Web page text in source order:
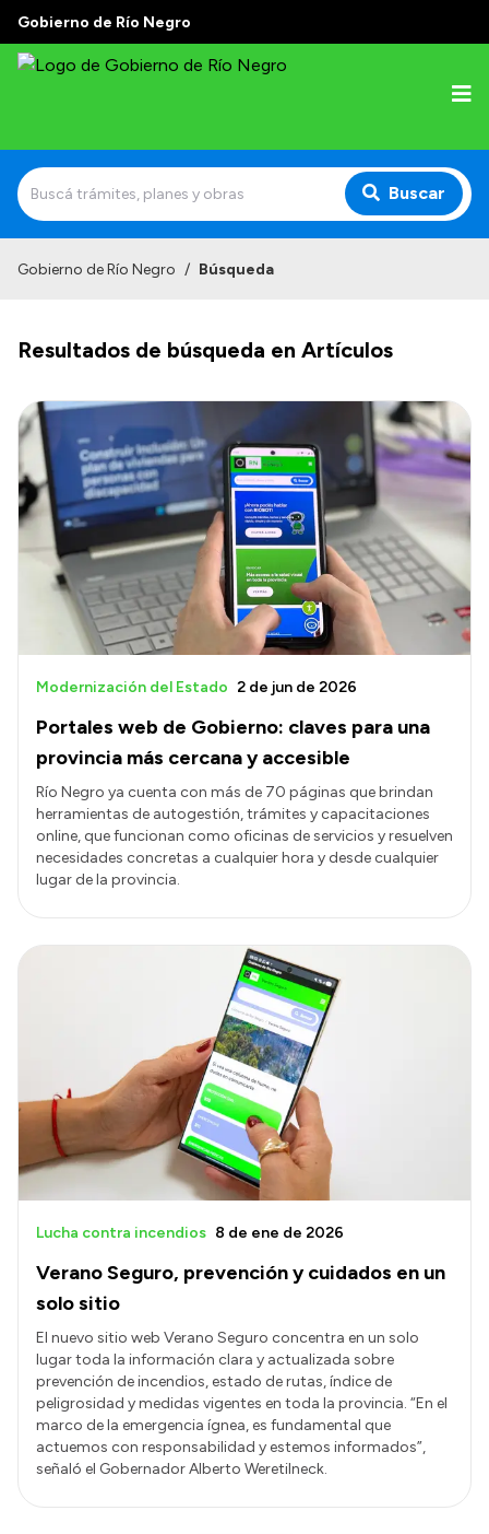
Gobierno de Río Negro
Buscar
Prensa
Autoridades y Organismos
Discursos en la Legislatura
Casa de Gobierno
Acerca de Río Negro
Historia
Geografía
Invertí en Río Negro
Transparencia
Presupuesto
Boletín Oficial
Compras y licitaciones
Consulta de expedientes
Convocatorias
Gobierno de Río Negro / Búsqueda
Resultados de búsqueda en Artículos
Portales web de Gobierno: claves para una
provincia más cercana y accesible
Modernización del Estado 2 de jun de 2026
Río Negro ya cuenta con más de 70 páginas que brindan
herramientas de autogestión, trámites y capacitaciones
online, que funcionan como oficinas de servicios y resuelven
necesidades concretas a cualquier hora y desde cualquier
lugar de la provincia.
Verano Seguro, prevención y cuidados en un
solo sitio
Lucha contra incendios 8 de ene de 2026
El nuevo sitio web Verano Seguro concentra en un solo
lugar toda la información clara y actualizada sobre
prevención de incendios, estado de rutas, índice de
peligrosidad y medidas vigentes en toda la provincia. “En el
marco de la emergencia ígnea, es fundamental que
actuemos con responsabilidad y estemos informados”,
señaló el Gobernador Alberto Weretilneck.